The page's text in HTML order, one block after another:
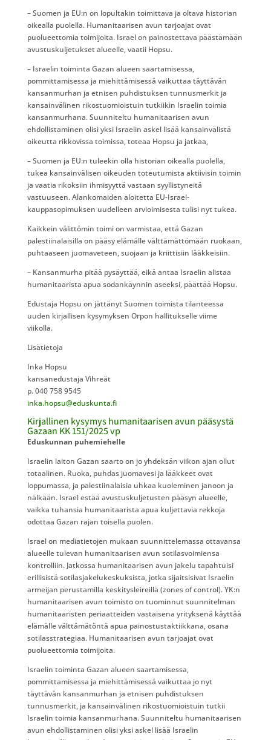
– Suomen ja EU:n on lopultakin toimittava ja oltava historian
oikealla puolella. Humanitaarisen avun tarjoajat ovat
puolueettomia toimijoita. Israel on painostettava päästämään
avustuskuljetukset alueelle, vaatii Hopsu.
– Israelin toiminta Gazan alueen saartamisessa,
pommittamisessa ja miehittämisessä vaikuttaa täyttävän
kansanmurhan ja etnisen puhdistuksen tunnusmerkit ja
kansainvälinen rikostuomioistuin tutkiikin Israelin toimia
kansanmurhana. Suunniteltu humanitaarisen avun
ehdollistaminen olisi yksi Israelin askel lisää kansainvälistä
oikeutta rikkovissa toimissa, toteaa Hopsu ja jatkaa,
– Suomen ja EU:n tuleekin olla historian oikealla puolella,
tukea kansainvälisen oikeuden toteutumista aktiivisin toimin
ja vaatia rikoksiin ihmisyyttä vastaan syyllistyneitä
vastuuseen. Alankomaiden aloitetta EU-Israel-
kauppasopimuksen uudelleen arvioimisesta tulisi nyt tukea.
Kaikkein välittömin toimi on varmistaa, että Gazan
palestiinalaisilla on pääsy elämälle välttämättömään ruokaan,
puhtaaseen juomaveteen, suojaan ja kriittisiin lääkkeisiin.
– Kansanmurha pitää pysäyttää, eikä antaa Israelin alistaa
humanitaarista apua sodankäynnin aseeksi, päättää Hopsu.
Edustaja Hopsu on jättänyt Suomen toimista tilanteessa
uuden kirjallisen kysymyksen Orpon hallitukselle viime
viikolla.
Lisätietoja
Inka Hopsu
kansanedustaja Vihreät
p. 040 758 9545
inka.hopsu@eduskunta.fi
Kirjallinen kysymys humanitaarisen avun pääsystä
Gazaan KK 151/2025 vp
Eduskunnan puhemiehelle
Israelin laiton Gazan saarto on jo yhdeksän viikon ajan ollut
totaalinen. Ruoka, puhdas juomavesi ja lääkkeet ovat
loppumassa, ja palestiinalaisia uhkaa kuoleminen janoon ja
nälkään. Israel estää avustuskuljetusten pääsyn alueelle,
vaikka tuhansia humanitaarista apua kuljettavia rekkoja
odottaa Gazan rajan toisella puolen.
Israel on mediatietojen mukaan suunnittelemassa ottavansa
alueelle tulevan humanitaarisen avun sotilasvoimiensa
kontrolliin. Jatkossa humanitaarisen avun jakelu tapahtuisi
erillisistä sotilasjakelukeskuksista, jotka sijaitsisivat Israelin
armeijan perustamilla keskitysleireillä (zones of control). YK:n
humanitaarisen avun toimisto on tuominnut suunnitelman
humanitaaristen periaatteiden vastaisena yrityksenä käyttää
elämälle välttämätöntä apua painostustaktiikkana, osana
sotilasstrategiaa. Humanitaarisen avun tarjoajat ovat
puolueettomia toimijoita.
Israelin toiminta Gazan alueen saartamisessa,
pommittamisessa ja miehittämisessä vaikuttaa jo nyt
täyttävän kansanmurhan ja etnisen puhdistuksen
tunnusmerkit, ja kansainvälinen rikostuomioistuin tutkii
Israelin toimia kansanmurhana. Suunniteltu humanitaarisen
avun ehdollistaminen olisi yksi askel lisää Israelin